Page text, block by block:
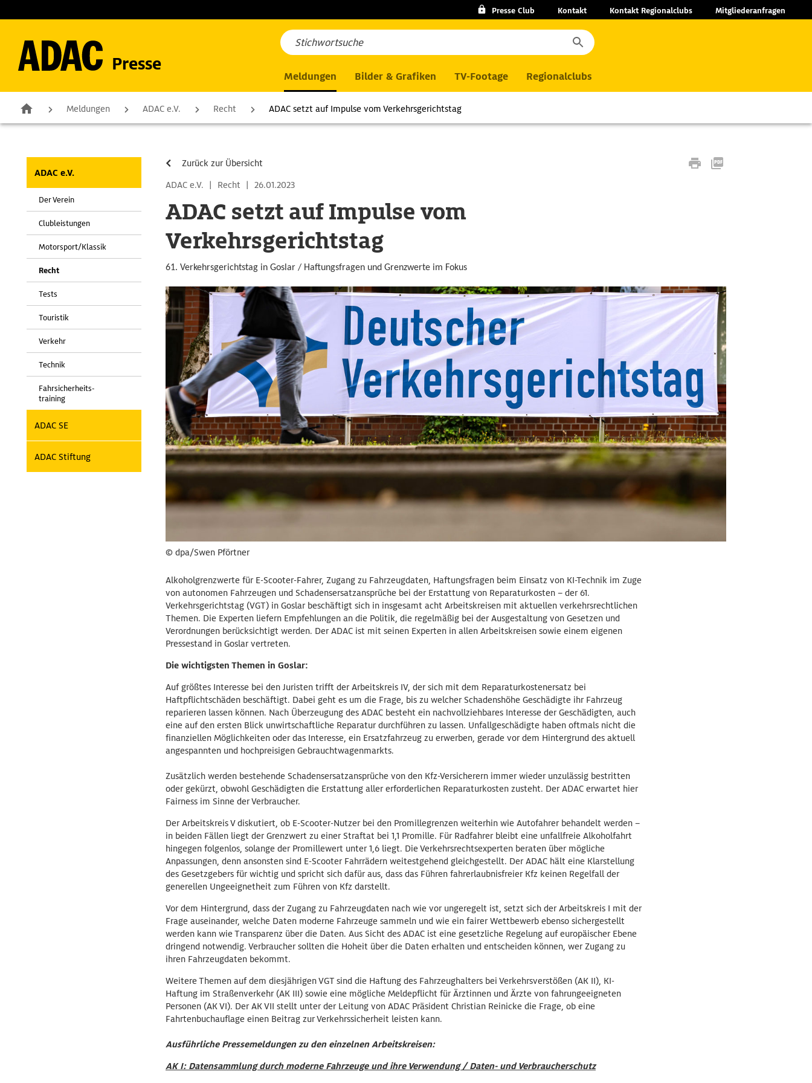
Presse Club Kontakt Kontakt Regionalclubs Mitgliederanfragen
Presse
Meldungen Bilder & Grafiken TV-Footage Regionalclubs
Meldungen ADAC e.V. Recht ADAC setzt auf Impulse vom Verkehrsgerichtstag
ADAC e.V.
Der Verein
Clubleistungen
Motorsport/Klassik
Recht
Tests
Touristik
Verkehr
Technik
Fahrsicherheits-
training
ADAC SE
ADAC Stiftung
Zurück zur Übersicht
ADAC e.V.
| Recht | 26.01.2023
ADAC setzt auf Impulse vom
Verkehrsgerichtstag
61. Verkehrsgerichtstag in Goslar / Haftungsfragen und Grenzwerte im Fokus
© dpa/Swen Pförtner
Alkoholgrenzwerte für E-Scooter-Fahrer, Zugang zu Fahrzeugdaten, Haftungsfragen beim Einsatz von KI-Technik im Zuge
von autonomen Fahrzeugen und Schadensersatzansprüche bei der Erstattung von Reparaturkosten – der 61.
Verkehrsgerichtstag (VGT) in Goslar beschäftigt sich in insgesamt acht Arbeitskreisen mit aktuellen verkehrsrechtlichen
Themen. Die Experten liefern Empfehlungen an die Politik, die regelmäßig bei der Ausgestaltung von Gesetzen und
Verordnungen berücksichtigt werden. Der ADAC ist mit seinen Experten in allen Arbeitskreisen sowie einem eigenen
Pressestand in Goslar vertreten.
Die wichtigsten Themen in Goslar:
Auf größtes Interesse bei den Juristen trifft der Arbeitskreis IV, der sich mit dem Reparaturkostenersatz bei
Haftpflichtschäden beschäftigt. Dabei geht es um die Frage, bis zu welcher Schadenshöhe Geschädigte ihr Fahrzeug
reparieren lassen können. Nach Überzeugung des ADAC besteht ein nachvollziehbares Interesse der Geschädigten, auch
eine auf den ersten Blick unwirtschaftliche Reparatur durchführen zu lassen. Unfallgeschädigte haben oftmals nicht die
finanziellen Möglichkeiten oder das Interesse, ein Ersatzfahrzeug zu erwerben, gerade vor dem Hintergrund des aktuell
angespannten und hochpreisigen Gebrauchtwagenmarkts.
Zusätzlich werden bestehende Schadensersatzansprüche von den Kfz-Versicherern immer wieder unzulässig bestritten
oder gekürzt, obwohl Geschädigten die Erstattung aller erforderlichen Reparaturkosten zusteht. Der ADAC erwartet hier
Fairness im Sinne der Verbraucher.
Der Arbeitskreis V diskutiert, ob E-Scooter-Nutzer bei den Promillegrenzen weiterhin wie Autofahrer behandelt werden –
in beiden Fällen liegt der Grenzwert zu einer Straftat bei 1,1 Promille. Für Radfahrer bleibt eine unfallfreie Alkoholfahrt
hingegen folgenlos, solange der Promillewert unter 1,6 liegt. Die Verkehrsrechtsexperten beraten über mögliche
Anpassungen, denn ansonsten sind E-Scooter Fahrrädern weitestgehend gleichgestellt. Der ADAC hält eine Klarstellung
des Gesetzgebers für wichtig und spricht sich dafür aus, dass das Führen fahrerlaubnisfreier Kfz keinen Regelfall der
generellen Ungeeignetheit zum Führen von Kfz darstellt.
Vor dem Hintergrund, dass der Zugang zu Fahrzeugdaten nach wie vor ungeregelt ist, setzt sich der Arbeitskreis I mit der
Frage auseinander, welche Daten moderne Fahrzeuge sammeln und wie ein fairer Wettbewerb ebenso sichergestellt
werden kann wie Transparenz über die Daten. Aus Sicht des ADAC ist eine gesetzliche Regelung auf europäischer Ebene
dringend notwendig. Verbraucher sollten die Hoheit über die Daten erhalten und entscheiden können, wer Zugang zu
ihren Fahrzeugdaten bekommt.
Weitere Themen auf dem diesjährigen VGT sind die Haftung des Fahrzeughalters bei Verkehrsverstößen (AK II), KI-
Haftung im Straßenverkehr (AK III) sowie eine mögliche Meldepflicht für Ärztinnen und Ärzte von fahrungeeigneten
Personen (AK VI). Der AK VII stellt unter der Leitung von ADAC Präsident Christian Reinicke die Frage, ob eine
Fahrtenbuchauflage einen Beitrag zur Verkehrssicherheit leisten kann.
Ausführliche Pressemeldungen zu den einzelnen Arbeitskreisen:
AK I: Datensammlung durch moderne Fahrzeuge und ihre Verwendung / Daten- und Verbraucherschutz